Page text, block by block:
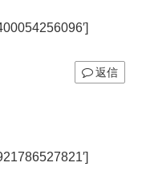
返信